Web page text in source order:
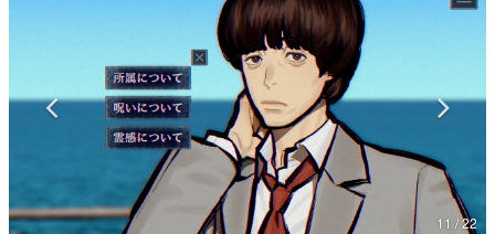
なんでゲームは面白い？
ゲーム開発者・hamatsu氏がゲームの魅力を画面や操作の
具体的な形から解き明かしていく、硬派で骨太な評論連載
です。
ゲームが変えた日本語
「経験値」「裏技」「ラスボス」… ゲームにまつわる言葉
の起源や用法の変遷を、コンピューター文化史研究家・タ
イニーP氏が徹底調査。
カテゴリ
11 / 22